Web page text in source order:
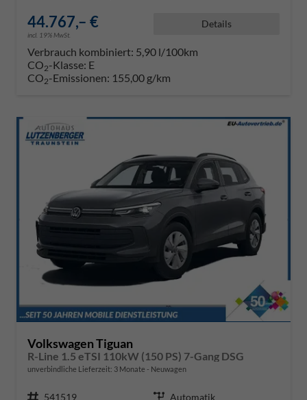
44.767,– €
incl. 19% MwSt.
Details
Verbrauch kombiniert: 5,90 l/100km
CO2-Klasse: E
CO2-Emissionen: 155,00 g/km
Volkswagen Tiguan
R-Line 1.5 eTSI 110kW (150 PS) 7-Gang DSG
unverbindliche Lieferzeit: 3 Monate Neuwagen
Fahrzeugnr. 541519 Getriebe Automatik